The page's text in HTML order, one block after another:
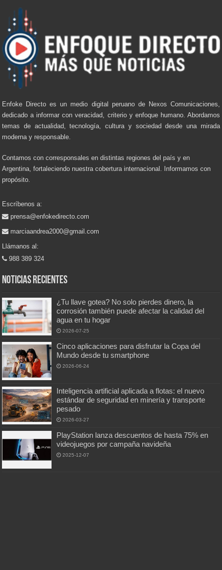
Enfoke Directo es un medio digital peruano de Nexos Comunicaciones,
dedicado a informar con veracidad, criterio y enfoque humano. Abordamos
temas de actualidad, tecnología, cultura y sociedad desde una mirada
moderna y responsable.
Contamos con corresponsales en distintas regiones del país y en
Argentina, fortaleciendo nuestra cobertura internacional. Informamos con
propósito.
Escríbenos a:
prensa@enfokedirecto.com
marciaandrea2000@gmail.com
Llámanos al:
988 389 324
Noticias recientes
¿Tu llave gotea? No solo pierdes dinero, la
corrosión también puede afectar la calidad del
agua en tu hogar
2026-07-25
Cinco aplicaciones para disfrutar la Copa del
Mundo desde tu smartphone
2026-06-24
Inteligencia artificial aplicada a flotas: el nuevo
estándar de seguridad en minería y transporte
pesado
2026-03-27
PlayStation lanza descuentos de hasta 75% en
videojuegos por campaña navideña
2025-12-07